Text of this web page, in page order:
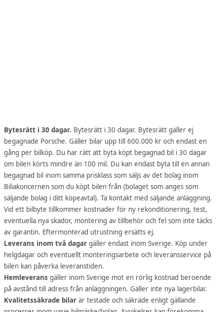
Bytesrätt i 30 dagar. Bytesrätt i 30 dagar. Bytesrätt gäller ej
begagnade Porsche. Gäller bilar upp till 600.000 kr och endast en
gång per bilköp. Du har rätt att byta köpt begagnad bil i 30 dagar
om bilen körts mindre än 100 mil. Du kan endast byta till en annan
begagnad bil inom samma prisklass som säljs av det bolag inom
Biliakoncernen som du köpt bilen från (bolaget som anges som
säljande bolag i ditt köpeavtal). Ta kontakt med säljande anläggning.
Vid ett bilbyte tillkommer kostnader för ny rekonditionering, test,
eventuella nya skador, montering av tillbehör och fel som inte täcks
av garantin. Eftermonterad utrustning ersätts ej.
Leverans inom två dagar gäller endast inom Sverige. Köp under
helgdagar och eventuellt monteringsarbete och leveransservice på
bilen kan påverka leveranstiden.
Hemleverans gäller inom Sverige mot en rörlig kostnad beroende
på avstånd till adress från anläggningen. Gäller inte nya lagerbilar.
Kvalitetssäkrade bilar är testade och säkrade enligt gällande